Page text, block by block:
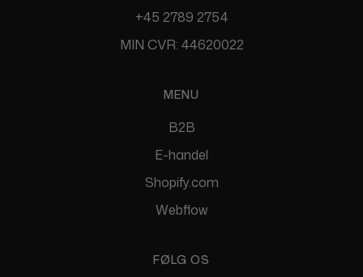
+45 2789 2754
MIN CVR: 44620022
MENU
B2B
E-handel
Shopify.com
Webflow
FØLG OS